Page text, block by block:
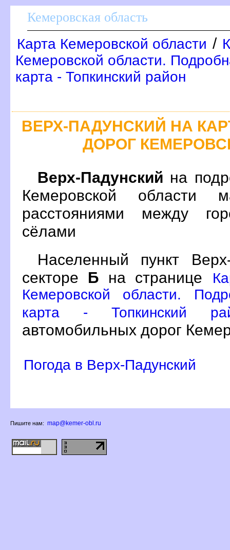
Кемеровская область
Карта Кемеровской области /
Кемеровской области.
карта - Топкинский район
ЕРХ-ПАДУНСКИЙ НА
ДОРОГ
ерх-Падунский на
Кемеровской области
расстояниями между
сёлами
Населенный пункт
секторе Б на странице
Кемеровской области.
карта - Топкинский
автомобильных дорог
Погода в Верх-Падунский
Пишите нам: map@kemer-obl.ru